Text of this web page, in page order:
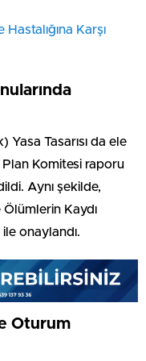
Karşı
Yasa Tasarısı da ele
Plan Komitesi raporu
Aynı şekilde,
Kaydı
onaylandı.
Oturum